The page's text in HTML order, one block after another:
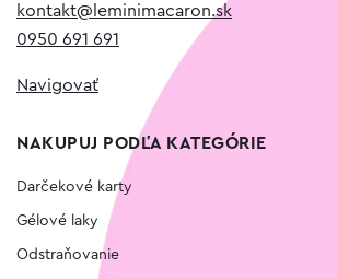
kontakt@leminimacaron.sk
0950 691 691
Navigovať
NAKUPUJ PODĽA KATEGÓRIE
Darčekové karty
Gélové laky
Odstraňovanie